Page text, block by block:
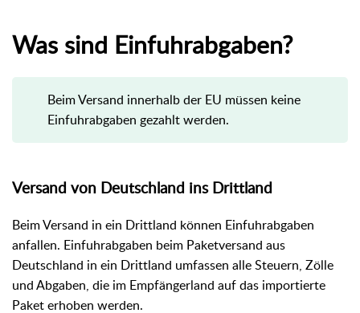
Was sind Einfuhrabgaben?
Beim Versand innerhalb der EU müssen keine
Einfuhrabgaben gezahlt werden.
Versand von Deutschland ins Drittland
Beim Versand in ein Drittland können Einfuhrabgaben
anfallen. Einfuhrabgaben beim Paketversand aus
Deutschland in ein Drittland umfassen alle Steuern, Zölle
und Abgaben, die im Empfängerland auf das importierte
Paket erhoben werden.